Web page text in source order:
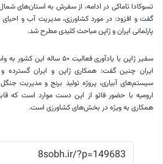
تسوکاداتاماکی در ادامه، از سفرش به استان‌های
گفت و افزود: در مورد کشاورزی، مدیریت آب و احیای
پارلمانی ایران و ژاپن مباحث کلیدی مطرح شد.
سفیر ژاپن با یادآوری فعالیت ۵۰ ساله این کشور به واسطه پروژه
ایران چنین گفت: همکاری ژاپن و ایران گسترده
سیستم‌های آبیاری، پروژه تولید برنج و مدیریت
ارومیه با حضور فائواز این دست موارد است که
همکاری به ویژه در بخش‌های کشاورزی است.